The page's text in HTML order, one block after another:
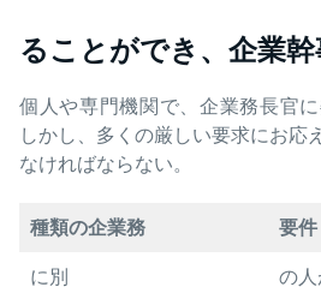
ることができ、企業幹
個人や専門機関で、企業務長官に
しかし、多くの厳しい要求にお応
なければならない。
種類の企業務 要件
に別
の